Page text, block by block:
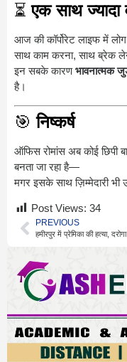
⏳एक साथ
आज की कॉर्पोरेट लाइफ में
साथ काम करना, साथ ब्रेक
इन सबके कारणभावनात्मक
है।
🎯निष्कर्ष
ऑफिस रोमांस अब कोई छिपी
बनता जा रहा है—
मगर इसके साथ ज़िम्मेदारी भी
Post Views: 34
PREVIOUS
हमीरपुर में प्रेमिका की हत्या,